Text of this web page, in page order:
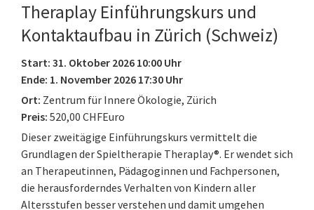
Theraplay Einführungskurs und
Kontaktaufbau in Zürich (Schweiz)
Start: 31. Oktober 2026 10:00 Uhr
Ende: 1. November 2026 17:30 Uhr
Ort: Zentrum für Innere Ökologie, Zürich
Preis: 520,00 CHFEuro
Dieser zweitägige Einführungskurs vermittelt die
Grundlagen der Spieltherapie Theraplay®. Er wendet sich
an Therapeutinnen, Pädagoginnen und Fachpersonen,
die herausforderndes Verhalten von Kindern aller
Altersstufen besser verstehen und damit umgehen